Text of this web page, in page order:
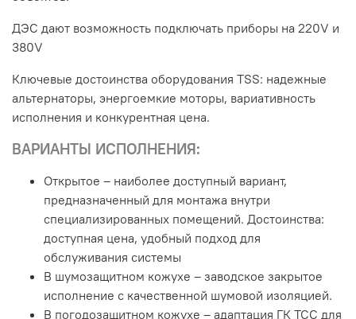
ДЭС дают возможность подключать приборы на 220V и
380V
Ключевые достоинства оборудования TSS: надежные
альтернаторы, энергоемкие моторы, вариативность
исполнения и конкурентная цена.
ВАРИАНТЫ ИСПОЛНЕНИЯ:
Открытое – наиболее доступный вариант,
предназначенный для монтажа внутри
специализированных помещений. Достоинства:
доступная цена, удобный подход для
обслуживания системы
В шумозащитном кожухе – заводское закрытое
исполнение с качественной шумовой изоляцией.
В погодозащитном кожухе – адаптация ГК ТСС для